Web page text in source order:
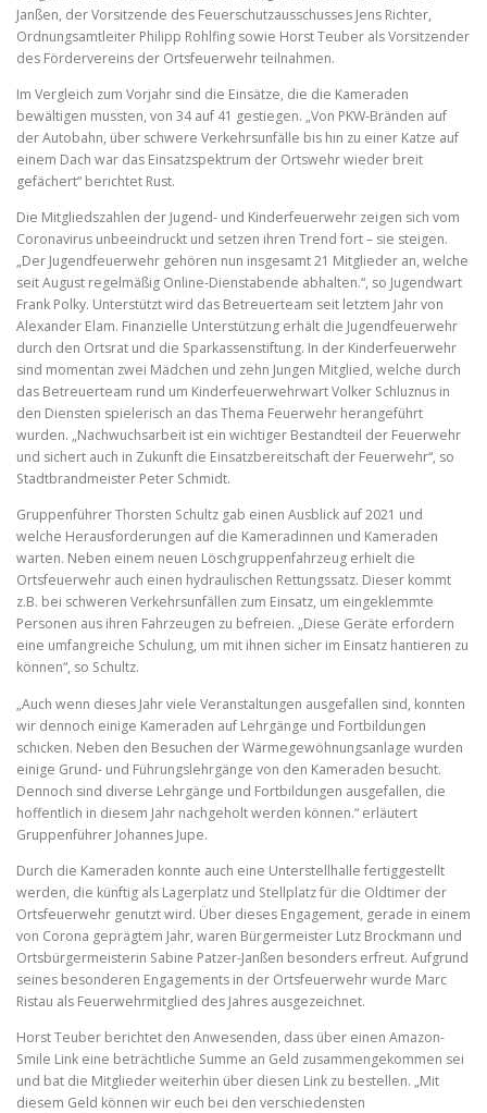
Janßen, der Vorsitzende des Feuerschutzausschusses Jens Richter,
Ordnungsamtleiter Philipp Rohlfing sowie Horst Teuber als Vorsitzender
des Fördervereins der Ortsfeuerwehr teilnahmen.
Im Vergleich zum Vorjahr sind die Einsätze, die die Kameraden
bewältigen mussten, von 34 auf 41 gestiegen. „Von PKW-Bränden auf
der Autobahn, über schwere Verkehrsunfälle bis hin zu einer Katze auf
einem Dach war das Einsatzspektrum der Ortswehr wieder breit
gefächert“ berichtet Rust.
Die Mitgliedszahlen der Jugend- und Kinderfeuerwehr zeigen sich vom
Coronavirus unbeeindruckt und setzen ihren Trend fort – sie steigen.
„Der Jugendfeuerwehr gehören nun insgesamt 21 Mitglieder an, welche
seit August regelmäßig Online-Dienstabende abhalten.“, so Jugendwart
Frank Polky. Unterstützt wird das Betreuerteam seit letztem Jahr von
Alexander Elam. Finanzielle Unterstützung erhält die Jugendfeuerwehr
durch den Ortsrat und die Sparkassenstiftung. In der Kinderfeuerwehr
sind momentan zwei Mädchen und zehn Jungen Mitglied, welche durch
das Betreuerteam rund um Kinderfeuerwehrwart Volker Schluznus in
den Diensten spielerisch an das Thema Feuerwehr herangeführt
wurden. „Nachwuchsarbeit ist ein wichtiger Bestandteil der Feuerwehr
und sichert auch in Zukunft die Einsatzbereitschaft der Feuerwehr“, so
Stadtbrandmeister Peter Schmidt.
Gruppenführer Thorsten Schultz gab einen Ausblick auf 2021 und
welche Herausforderungen auf die Kameradinnen und Kameraden
warten. Neben einem neuen Löschgruppenfahrzeug erhielt die
Ortsfeuerwehr auch einen hydraulischen Rettungssatz. Dieser kommt
z.B. bei schweren Verkehrsunfällen zum Einsatz, um eingeklemmte
Personen aus ihren Fahrzeugen zu befreien. „Diese Geräte erfordern
eine umfangreiche Schulung, um mit ihnen sicher im Einsatz hantieren zu
können“, so Schultz.
„Auch wenn dieses Jahr viele Veranstaltungen ausgefallen sind, konnten
wir dennoch einige Kameraden auf Lehrgänge und Fortbildungen
schicken. Neben den Besuchen der Wärmegewöhnungsanlage wurden
einige Grund- und Führungslehrgänge von den Kameraden besucht.
Dennoch sind diverse Lehrgänge und Fortbildungen ausgefallen, die
hoffentlich in diesem Jahr nachgeholt werden können.“ erläutert
Gruppenführer Johannes Jupe.
Durch die Kameraden konnte auch eine Unterstellhalle fertiggestellt
werden, die künftig als Lagerplatz und Stellplatz für die Oldtimer der
Ortsfeuerwehr genutzt wird. Über dieses Engagement, gerade in einem
von Corona geprägtem Jahr, waren Bürgermeister Lutz Brockmann und
Ortsbürgermeisterin Sabine Patzer-Janßen besonders erfreut. Aufgrund
seines besonderen Engagements in der Ortsfeuerwehr wurde Marc
Ristau als Feuerwehrmitglied des Jahres ausgezeichnet.
Horst Teuber berichtet den Anwesenden, dass über einen Amazon-
Smile Link eine beträchtliche Summe an Geld zusammengekommen sei
und bat die Mitglieder weiterhin über diesen Link zu bestellen. „Mit
diesem Geld können wir euch bei den verschiedensten